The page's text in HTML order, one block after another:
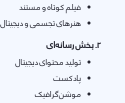
فیلم کوتاه و مستند
هنرهای تجسمی و دیجیتال
2. بخش رسانه‌ای
تولید محتوای دیجیتال
پادکست
موشن‌گرافیک